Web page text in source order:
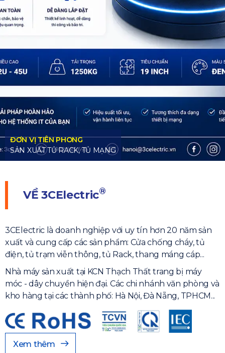
VỀ3CElectric®
3CElectric là doanh nghiệp với uy tín hơn 20 năm sản
xuất và cung cấp các sản phẩm: Cửa chống cháy, tủ
điện, tủ trạm viễn thông, tủ Rack, thang máng cáp...
Nhà máy sản xuất tại KCN Thạch Thất trang bị máy
móc - dây chuyền hiện đại. Các chi nhánh văn phòng và
kho hàng tại các thành phố: Hà Nội, Đà Nẵng, TPHCM...
Xem thêm